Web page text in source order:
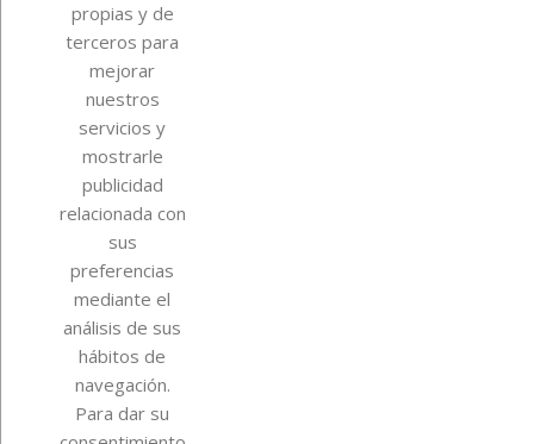
propias y de
terceros para
mejorar
nuestros
servicios y
mostrarle
publicidad
relacionada con
sus
preferencias
mediante el
análisis de sus
hábitos de
navegación.
Para dar su